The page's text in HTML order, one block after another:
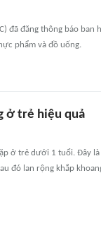
đã đăng thông báo ban
phẩm và đồ uống.
ở trẻ hiệu quả
ở trẻ dưới 1 tuổi. Đây
đó lan rộng khắp